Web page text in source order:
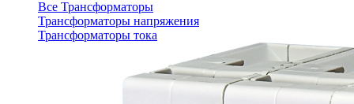
Все Трансформаторы
Трансформаторы напряжения
Трансформаторы тока